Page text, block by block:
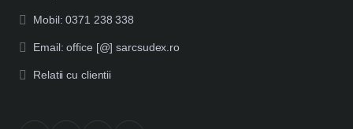
Mobil: 0371 238 338
Email: office [@] sarcsudex.ro
Relatii cu clientii